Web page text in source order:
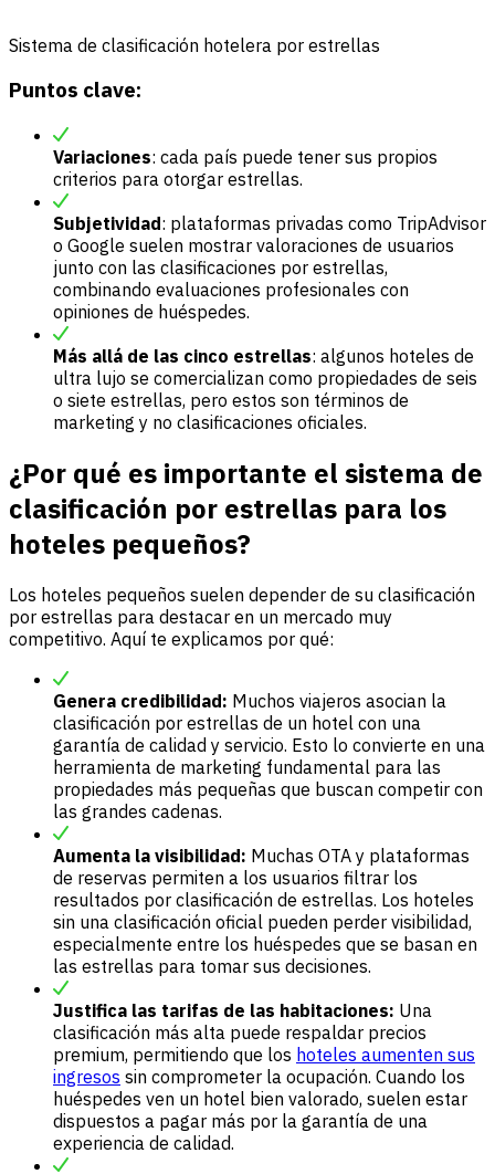
Sistema de clasificación hotelera por estrellas
Puntos clave:
Variaciones: cada país puede tener sus propios
criterios para otorgar estrellas.
Subjetividad: plataformas privadas como TripAdvisor
o Google suelen mostrar valoraciones de usuarios
junto con las clasificaciones por estrellas,
combinando evaluaciones profesionales con
opiniones de huéspedes.
Más allá de las cinco estrellas: algunos hoteles de
ultra lujo se comercializan como propiedades de seis
o siete estrellas, pero estos son términos de
marketing y no clasificaciones oficiales.
¿Por qué es importante el sistema de
clasificación por estrellas para los
hoteles pequeños?
Los hoteles pequeños suelen depender de su clasificación
por estrellas para destacar en un mercado muy
competitivo. Aquí te explicamos por qué:
Genera credibilidad: Muchos viajeros asocian la
clasificación por estrellas de un hotel con una
garantía de calidad y servicio. Esto lo convierte en una
herramienta de marketing fundamental para las
propiedades más pequeñas que buscan competir con
las grandes cadenas.
Aumenta la visibilidad: Muchas OTA y plataformas
de reservas permiten a los usuarios filtrar los
resultados por clasificación de estrellas. Los hoteles
sin una clasificación oficial pueden perder visibilidad,
especialmente entre los huéspedes que se basan en
las estrellas para tomar sus decisiones.
Justifica las tarifas de las habitaciones: Una
clasificación más alta puede respaldar precios
premium, permitiendo que los hoteles aumenten sus
ingresos sin comprometer la ocupación. Cuando los
huéspedes ven un hotel bien valorado, suelen estar
dispuestos a pagar más por la garantía de una
experiencia de calidad.